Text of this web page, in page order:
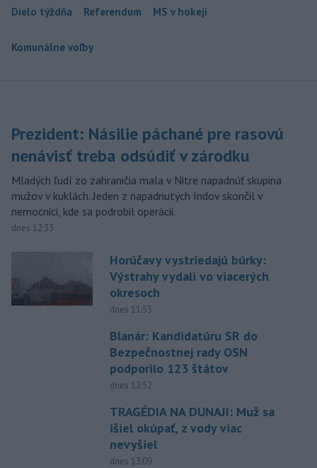
Dielo týždňa Referendum MS v hokeji
Komunálne voľby
Prezident: Násilie páchané pre rasovú
nenávisť treba odsúdiť v zárodku
Mladých ľudí zo zahraničia mala v Nitre napadnúť skupina
mužov v kuklách. Jeden z napadnutých Indov skončil v
nemocnici, kde sa podrobil operácii.
dnes 12:33
Horúčavy vystriedajú búrky:
Výstrahy vydali vo viacerých
okresoch
dnes 11:55
Blanár: Kandidatúru SR do
Bezpečnostnej rady OSN
podporilo 123 štátov
dnes 12:52
TRAGÉDIA NA DUNAJI: Muž sa
išiel okúpať, z vody viac
nevyšiel
dnes 13:09